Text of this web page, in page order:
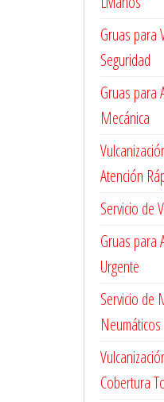
Gruas para
Seguridad
Gruas para
Mecánica
Atención
Servicio de
Gruas para
Urgente
Servicio de
Neumáticos
Cobertura